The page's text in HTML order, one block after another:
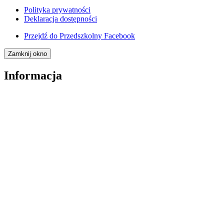
Polityka prywatności
Deklaracja dostępności
Przejdź do Przedszkolny Facebook
Zamknij okno
Informacja